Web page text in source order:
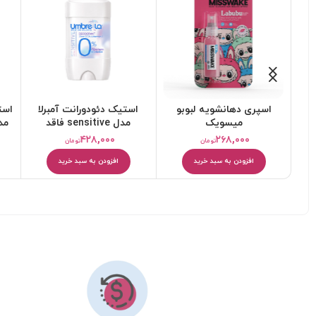
اسپری دهانشویه لبوبو
میسویک
تومان۲۶۸,۰۰۰
افزودن به سبد خرید
استیک دئودورانت آمبرلا
مدل sensitive فاقد
لیتر
تومان۴۲۸,۰۰۰
افزودن به سبد خرید